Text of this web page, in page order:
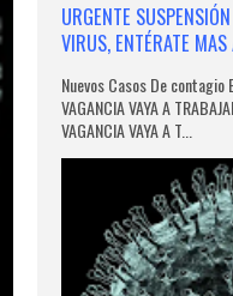
URGENTE
VIRUS, ENTÉRATE
Nuevos Casos De contagio
VAGANCIA VAYA A
VAGANCIA VAYA A T...